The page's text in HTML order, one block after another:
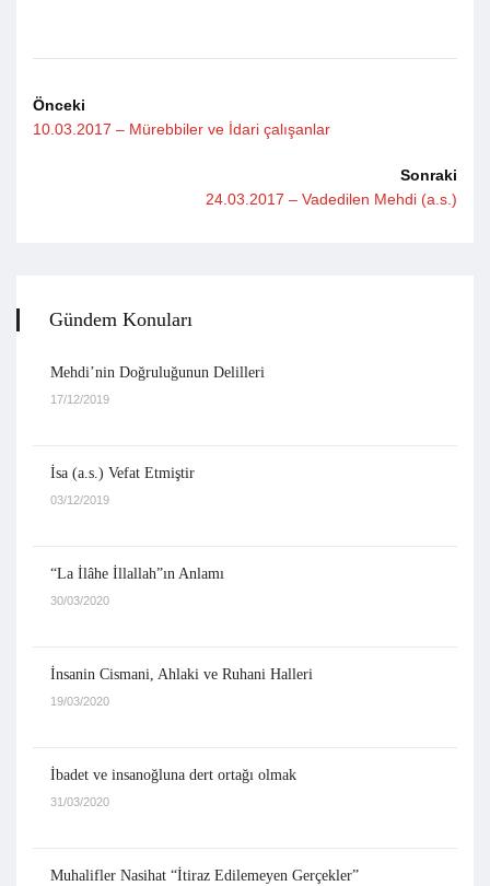
Önceki
10.03.2017 – Mürebbiler ve İdari çalışanlar
Sonraki
24.03.2017 – Vadedilen Mehdi (a.s.)
Gündem Konuları
Mehdi’nin Doğruluğunun Delilleri
17/12/2019
İsa (a.s.) Vefat Etmiştir
03/12/2019
“La İlâhe İllallah”ın Anlamı
30/03/2020
İnsanin Cismani, Ahlaki ve Ruhani Halleri
19/03/2020
İbadet ve insanoğluna dert ortağı olmak
31/03/2020
Muhalifler Nasihat “İtiraz Edilemeyen Gerçekler”